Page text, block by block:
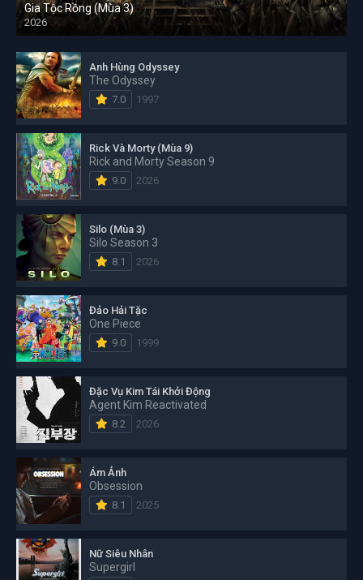
Gia Tộc Rồng (Mùa 3)
2026
Anh Hùng Odyssey
The Odyssey
7.0 1997
Rick Và Morty (Mùa 9)
Rick and Morty Season 9
9.0 2026
Silo (Mùa 3)
Silo Season 3
8.1 2026
Đảo Hải Tặc
One Piece
9.0 1999
Đặc Vụ Kim Tái Khởi Động
Agent Kim Reactivated
8.2 2026
Ám Ảnh
Obsession
8.1 2025
Nữ Siêu Nhân
Supergirl